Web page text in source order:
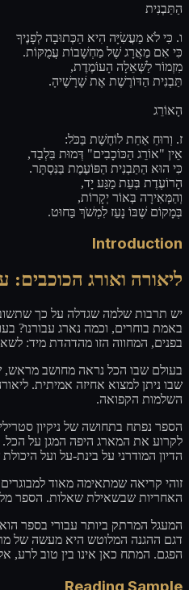
הַתַּבְנִית
ו. כִּי לֹא מַעֲשִׂיָּה הִיא הַכְּתוּבָה לְפָנֶיךָ
כִּי אִם מַאֲרָג שֶׁל מַחְשָׁבוֹת עֲמֻקּוֹת.
מִזְמוֹר לַשְּׁאֵלָה הָעוֹמֶדֶת,
תַּבְנִית הַדּוֹרֶשֶׁת אֶת שָׁרָשֶׁיהָ.
הָאוֹרֵג
ז. וְרוּחַ אַחַת לוֹחֶשֶׁת בַּכֹּל:
אֵין "אוֹרֵג הַכּוֹכָבִים" דְּמוּת בִּלְבַד,
כִּי הוּא הַתַּבְנִית הַפּוֹעֶמֶת בַּנִּסְתָּר.
הָרוֹעֶדֶת בְּעֵת מַגַּע יָד,
וְהַמְּאִירָה בְּאוֹר יְקָרוֹת,
בְּמָקוֹם שֶׁבּוֹ נָעֵז לִמְשֹׁךְ בַּחוּט.
Introduction
ליאורה ואורג
יש תרבות שלמה שגדלה על כך
באמת בוחרים, וכמה נארג עבורנו?
בפנים, המחווה הזו מהדהדת מיד:
בעולם שבו הכל נראה מחושב מראש,
שבו ניתן למצוא אחיזה אמיתית.
השלמות הקפואה.
הספר נפתח בתחושה של ניקיון
לקרוע את המארג היפה המגן על הכל.
הדיון המודרני על בינת-על ועל
זוהי קריאה שמתאימה מאוד
האחריות שבשאילת שאלות. הספר
המעגל המרתק ביותר עבורי בספר
דגם ההגנה המלוטש היא מעשה של
הפגם. המתח כאן אינו בין טוב לרע,